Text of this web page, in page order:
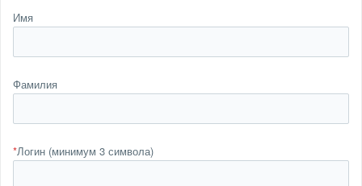
Имя
Фамилия
*Логин (минимум 3 символа)